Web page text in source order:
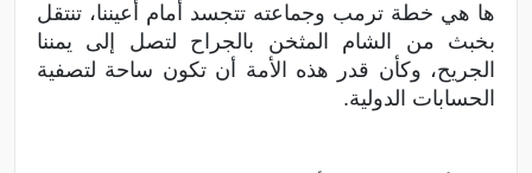
ها هي خطة ترمب وجماعته تتجسد أمام أعيننا، تنتقل
بخبث من الشام المثخن بالجراح لتصل إلى يمننا
الجريح، وكأن قدر هذه الأمة أن تكون ساحة لتصفية
الحسابات الدولية.